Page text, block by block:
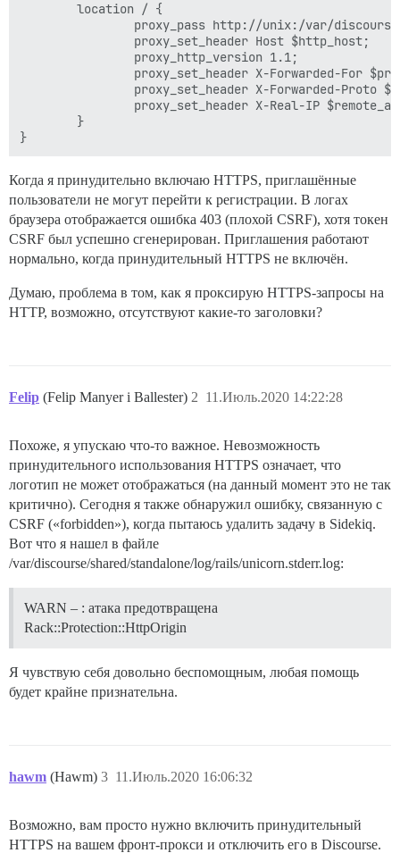
        location / {
proxy_pass http://unix:/var/
                proxy_set_header Host $http_host;
                proxy_http_version 1.1;
proxy_set_header X-Forwarded-For
proxy_set_header X-Forwarded-Proto
proxy_set_header X-Real-IP
        }
Когда я принудительно включаю HTTPS, приглашённые
пользователи не могут перейти к регистрации. В логах
браузера отображается ошибка 403 (плохой CSRF), хотя токен
CSRF был успешно сгенерирован. Приглашения работают
нормально, когда принудительный HTTPS не включён.
Думаю, проблема в том, как я проксирую HTTPS-запросы на
HTTP, возможно, отсутствуют какие-то заголовки?
Felip (Felip Manyer i Ballester) 11.Июль.2020 14:22:28
2
Похоже, я упускаю что-то важное. Невозможность
принудительного использования HTTPS означает, что
логотип не может отображаться (на данный момент это не так
критично). Сегодня я также обнаружил ошибку, связанную с
CSRF («forbidden»), когда пытаюсь удалить задачу в Sidekiq.
Вот что я нашел в файле
/var/discourse/shared/standalone/log/rails/unicorn.stderr.log:
WARN – : атака предотвращена
Rack::Protection::HttpOrigin
Я чувствую себя довольно беспомощным, любая помощь
будет крайне признательна.
hawm (Hawm) 11.Июль.2020 16:06:32
3
Возможно, вам просто нужно включить принудительный
HTTPS на вашем фронт-прокси и отключить его в Discourse.